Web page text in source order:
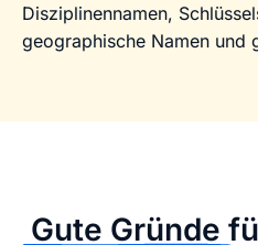
Disziplinennamen,
geographische Namen und
Gute Gründe